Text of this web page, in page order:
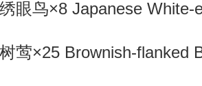
眼鸟×8 Japanese White-
莺×25 Brownish-flanked